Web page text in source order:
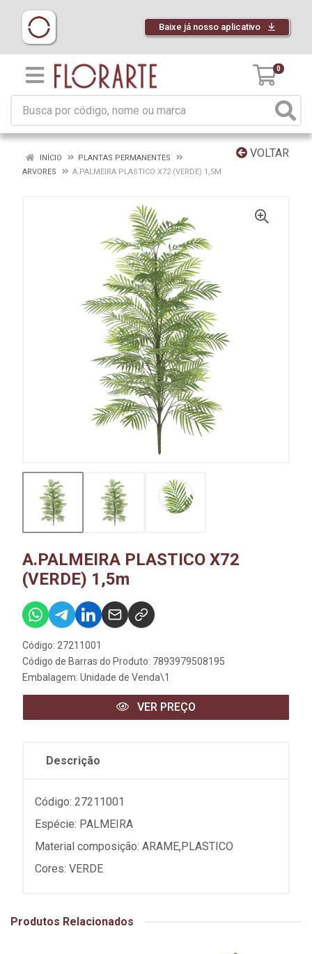
Baixe já nosso aplicativo
0
VOLTAR
INÍCIO
PLANTAS PERMANENTES
ARVORES
A.PALMEIRA PLASTICO X72 (VERDE) 1,5M
A.PALMEIRA PLASTICO X72
(VERDE) 1,5m
Código: 27211001
Código de Barras do Produto: 7893979508195
Embalagem: Unidade de Venda\1
VER PREÇO
Descrição
Código: 27211001
Espécie: PALMEIRA
Material composição: ARAME,PLASTICO
Cores: VERDE
Produtos Relacionados